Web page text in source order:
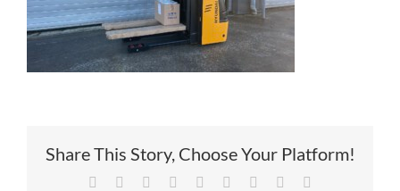
Share This Story, Choose Your Platform!
Facebook Reddit LinkedIn
TumblrPinterest Xing